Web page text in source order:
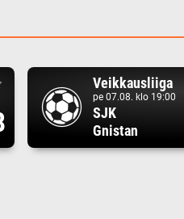
Veikkausliiga
pe 07.08. klo 19:00
SJK
Gnistan